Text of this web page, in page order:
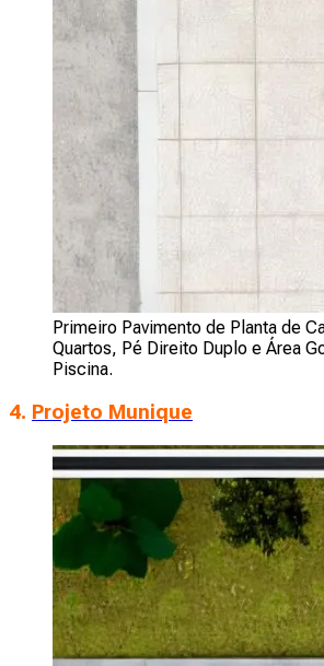
Primeiro Pavimento de Planta de
Quartos, Pé Direito Duplo e Área
Piscina.
4. Projeto Munique